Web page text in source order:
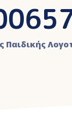
Παιδικής